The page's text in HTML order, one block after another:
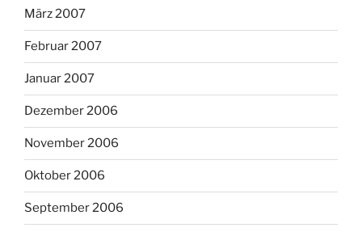
März 2007
Februar 2007
Januar 2007
Dezember 2006
November 2006
Oktober 2006
September 2006